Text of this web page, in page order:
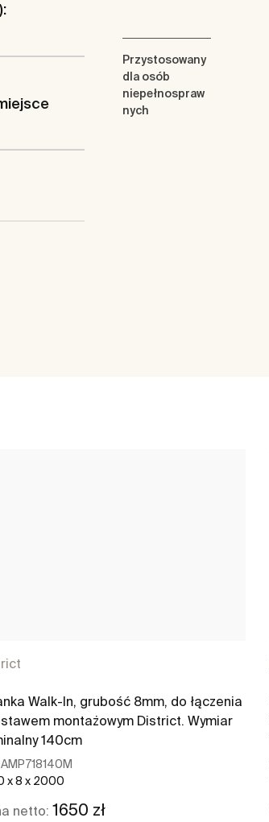
Przystosowany
dla osób
niepełnospraw
nych
Walk-In, grubość 8mm, do łączenia
montażowym District. Wymiar
140cm
AMP718140M
x 8 x 2000
netto: 1650 zł